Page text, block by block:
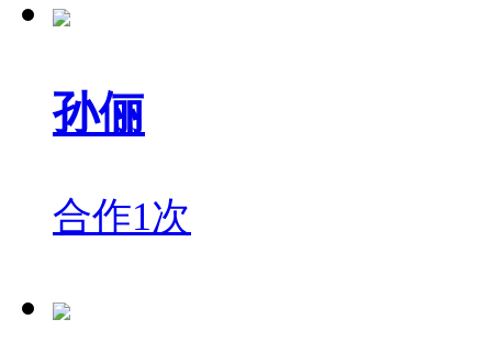
孙俪
合作1次